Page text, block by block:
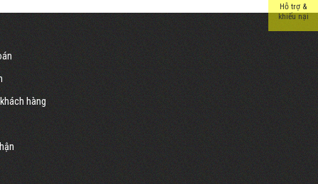
hàng
Hỗ trợ &
khiếu nại